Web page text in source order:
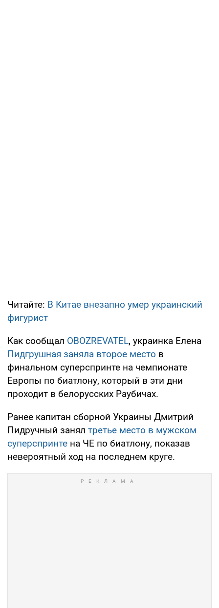
Читайте: В Китае внезапно умер украинский
фигурист
Как сообщал OBOZREVATEL, украинка Елена
Пидгрушная заняла второе место в
финальном суперспринте на чемпионате
Европы по биатлону, который в эти дни
проходит в белорусских Раубичах.
Ранее капитан сборной Украины Дмитрий
Пидручный занял третье место в мужском
суперспринте на ЧЕ по биатлону, показав
невероятный ход на последнем круге.